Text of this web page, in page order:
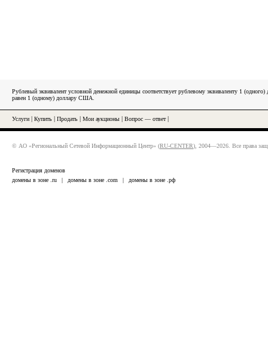
Рублевый эквивалент условной денежной единицы соответствует рублевому эквиваленту 1
равен 1 (одному) доллару США.
Услуги Купить Продать Мои аукционы Вопрос — ответ|
© АО «Региональный Сетевой Информационный Центр» (RU-CENTER), 2004—2026. Все права
Регистрация доменов
домены в зоне .ru
| домены в зоне .com | домены в зоне .рф